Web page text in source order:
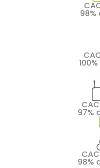
98%
97%
98%